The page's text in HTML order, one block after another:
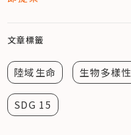
文章標籤
陸域生命 生物多樣性
SDG 15